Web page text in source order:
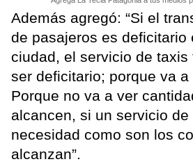
Además agregó: “Si el
de pasajeros es deficitario
ciudad, el servicio de taxis
ser deficitario; porque va a
Porque no va a ver
alcancen, si un servicio de
necesidad como son los
alcanzan”.